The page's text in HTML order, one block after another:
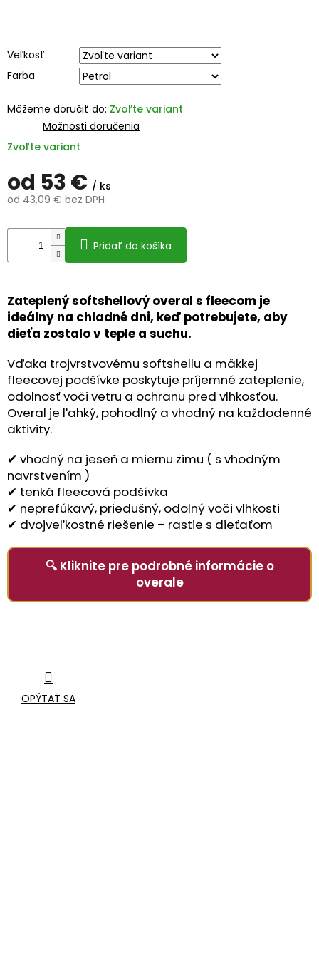
od 53 € / ks
od 43,09 € bez DPH
cena:
Zvoľte variant
Veľkosť
Farba
Môžeme doručiť do: Zvoľte variant
Možnosti doručenia
Pridať do košíka
Zateplený softshellový overal s fleecom je
ideálny na chladné dni, keď potrebujete, aby
dieťa zostalo v teple a suchu.
Vďaka trojvrstvovému softshellu a mäkkej
fleecovej podšívke poskytuje príjemné zateplenie,
odolnosť voči vetru a ochranu pred vlhkosťou.
Overal je ľahký, pohodlný a vhodný na každodenné
aktivity.
✔ vhodný na jeseň a miernu zimu ( s vhodným
navrstvením )
✔ tenká fleecová podšívka
✔ neprefúkavý, priedušný, odolný voči vlhkosti
✔ dvojveľkostné riešenie – rastie s dieťaťom
🔍 Kliknite pre podrobné informácie o
overale
OPÝTAŤ SA